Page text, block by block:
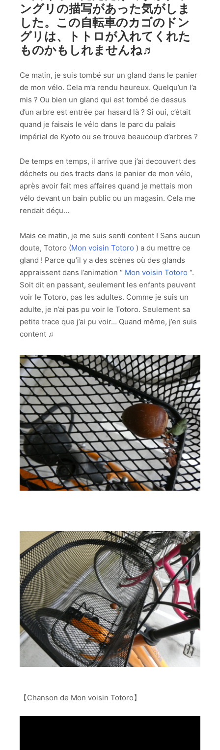
ングリの描写があった気がしま
した。この自転車のカゴのドン
グリは、トトロが入れてくれた
ものかもしれませんね♬
Ce matin, je suis tombé sur un gland dans le panier
de mon vélo. Cela m’a rendu heureux. Quelqu’un l’a
mis ? Ou bien un gland qui est tombé de dessus
d’un arbre est entrée par hasard là ? Si oui, c’était
quand je faisais le vélo dans le parc du palais
impérial de Kyoto ou se trouve beaucoup d’arbres ?
De temps en temps, il arrive que j’ai decouvert des
déchets ou des tracts dans le panier de mon vélo,
après avoir fait mes affaires quand je mettais mon
vélo devant un bain public ou un magasin. Cela me
rendait déçu…
Mais ce matin, je me suis senti content ! Sans aucun
doute, Totoro (Mon voisin Totoro ) a du mettre ce
gland ! Parce qu’il y a des scènes où des glands
appraissent dans l’animation “ Mon voisin Totoro “.
Soit dit en passant, seulement les enfants peuvent
voir le Totoro, pas les adultes. Comme je suis un
adulte, je n’ai pas pu voir le Totoro. Seulement sa
petite trace que j’ai pu voir… Quand même, j’en suis
content ♫
【Chanson de Mon voisin Totoro】